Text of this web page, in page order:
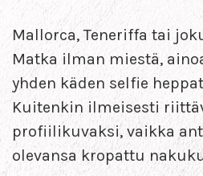
Mallorca, Teneriffa tai
Matka ilman miestä,
yhden käden selfie
Kuitenkin ilmeisesti
profiilikuvaksi, vaikka
olevansa kropattu